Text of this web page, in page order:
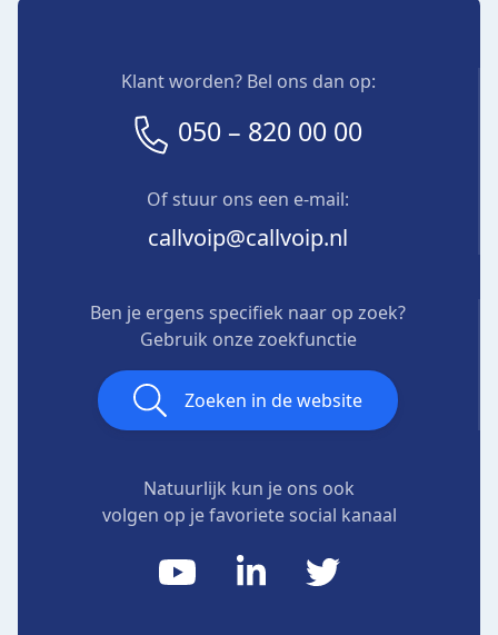
Klant worden? Bel ons dan op:
050 – 820 00 00
Of stuur ons een e-mail:
callvoip@callvoip.nl
Ben je ergens specifiek naar op zoek?
Gebruik onze zoekfunctie
Zoeken in de website
Natuurlijk kun je ons ook
volgen op je favoriete social kanaal